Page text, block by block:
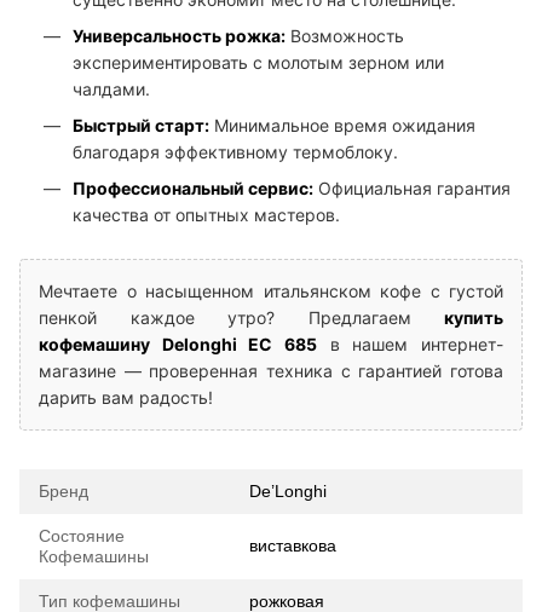
Универсальность рожка: Возможность
экспериментировать с молотым зерном или
чалдами.
Быстрый старт: Минимальное время ожидания
благодаря эффективному термоблоку.
Профессиональный сервис: Официальная гарантия
качества от опытных мастеров.
Мечтаете о насыщенном итальянском кофе с густой
пенкой каждое утро? Предлагаем купить
кофемашину Delonghi EC 685 в нашем интернет-
магазине — проверенная техника с гарантией готова
дарить вам радость!
Бренд De’Longhi
Состояние
Кофемашины
виставкова
Тип кофемашины рожковая